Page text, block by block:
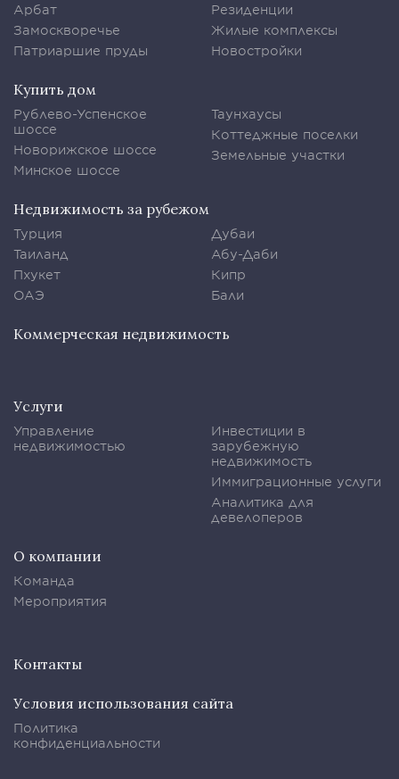
Арбат
Замоскворечье
Патриаршие пруды
Резиденции
Жилые комплексы
Новостройки
Купить дом
Рублево-Успенское
шоссе
Новорижское шоссе
Минское шоссе
Таунхаусы
Коттеджные поселки
Земельные участки
Недвижимость за рубежом
Турция
Таиланд
Пхукет
ОАЭ
Дубаи
Абу-Даби
Кипр
Бали
Коммерческая недвижимость
Услуги
Управление
недвижимостью
Инвестиции в
зарубежную
недвижимость
Иммиграционные услуги
Аналитика для
девелоперов
О компании
Команда
Мероприятия
Контакты
Условия использования сайта
Политика
конфиденциальности